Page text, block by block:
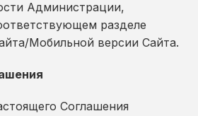
Администрации,
разделе
Мобильной версии Сайта.
Соглашения